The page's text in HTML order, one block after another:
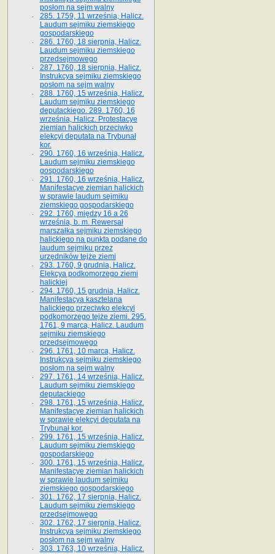
posłom na sejm walny
285. 1759, 11 września, Halicz.
Laudum sejmiku ziemskiego
gospodarskiego
286. 1760, 18 sierpnia, Halicz.
Laudum sejmiku ziemskiego
przedsejmowego
287. 1760, 18 sierpnia, Halicz.
Instrukcya sejmiku ziemskiego
posłom na sejm walny
288. 1760, 15 września, Halicz.
Laudum sejmiku ziemskiego
deputackiego. 289. 1760, 16
września, Halicz. Protestacye
ziemian halickich przeciwko
elekcyi deputata na Trybunał
kor.
290. 1760, 16 września, Halicz.
Laudum sejmiku ziemskiego
gospodarskiego
291. 1760, 16 września, Halicz.
Manifestacye ziemian halickich
w sprawie laudum sejmiku
ziemskiego gospodarskiego
292. 1760, między 16 a 26
września, b. m. Rewersał
marszałka sejmiku ziemskiego
halickiego na punkta podane do
laudum sejmiku przez
urzędników tejże ziemi
293. 1760, 9 grudnia, Halicz.
Elekcya podkomorzego ziemi
halickiej
294. 1760, 15 grudnia, Halicz.
Manifestacya kasztelana
halickiego przeciwko elekcyi
podkomorzego tejże ziemi. 295.
1761, 9 marca, Halicz. Laudum
sejmiku ziemskiego
przedsejmowego
296. 1761, 10 marca, Halicz.
Instrukcya sejmiku ziemskiego
posłom na sejm walny
297. 1761, 14 września, Halicz.
Laudum sejmiku ziemskiego
deputackiego
298. 1761, 15 września, Halicz.
Manifestacye ziemian halickich
w sprawie elekcyi deputata na
Trybunał kor.
299. 1761, 15 września, Halicz.
Laudum sejmiku ziemskiego
gospodarskiego
300. 1761, 15 września, Halicz.
Manifestacye ziemian halickich
w sprawie laudum sejmiku
ziemskiego gospodarskiego
301. 1762, 17 sierpnia, Halicz.
Laudum sejmiku ziemskiego
przedsejmowego
302. 1762, 17 sierpnia, Halicz.
Instrukcya sejmiku ziemskiego
posłom na sejm walny
303. 1763, 10 września, Halicz.